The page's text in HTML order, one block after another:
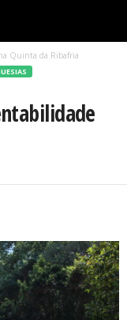
Quinta da Ribafria